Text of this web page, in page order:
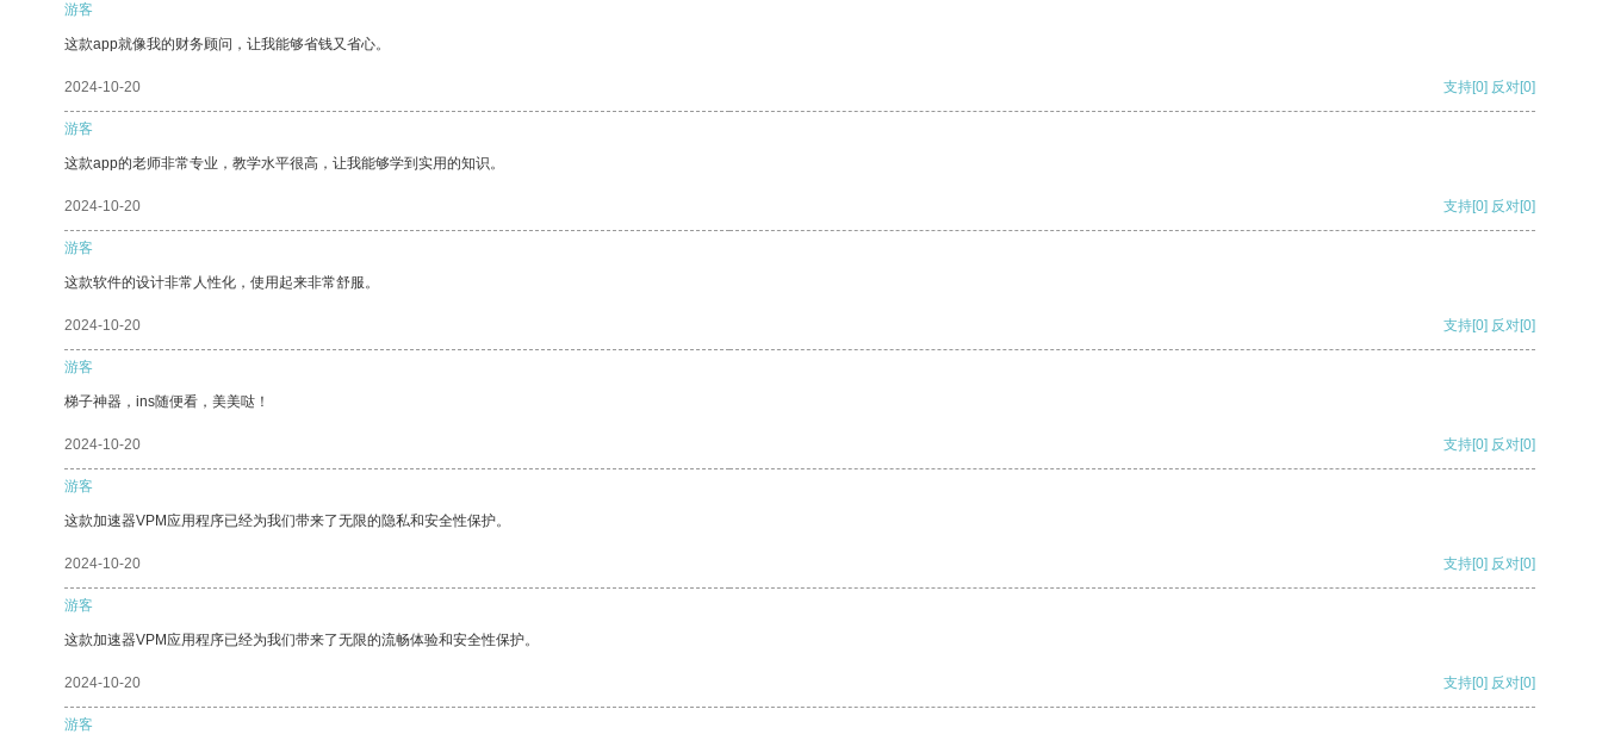
游客
这款app就像我的财务顾问，让我能够省钱又省心。
2024-10-20 支持[0] 反对[0]
游客
这款app的老师非常专业，教学水平很高，让我能够学到实用的知识。
2024-10-20 支持[0] 反对[0]
游客
这款软件的设计非常人性化，使用起来非常舒服。
2024-10-20 支持[0] 反对[0]
游客
梯子神器，ins随便看，美美哒！
2024-10-20 支持[0] 反对[0]
游客
这款加速器VPM应用程序已经为我们带来了无限的隐私和安全性保护。
2024-10-20 支持[0] 反对[0]
游客
这款加速器VPM应用程序已经为我们带来了无限的流畅体验和安全性保护。
2024-10-20 支持[0] 反对[0]
游客